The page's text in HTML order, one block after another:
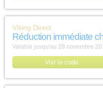
Viking Direct
Réduction immédiate
Valable jusqu'au 28 novembre
Voir le code